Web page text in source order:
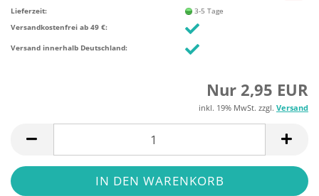
Lieferzeit:
3-5 Tage
Versandkostenfrei ab 49 €:
Versand innerhalb Deutschland:
Nur 2,95 EUR
inkl. 19% MwSt. zzgl. Versand